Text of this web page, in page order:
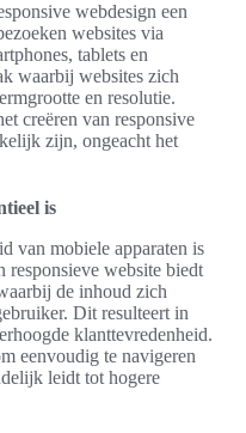
webdesign een
websites via
tablets en
waarbij websites zich
en resolutie.
creëren van responsive
zijn, ongeacht het
is
van mobiele apparaten is
responsieve website biedt
de inhoud zich
Dit resulteert in
klanttevredenheid.
eenvoudig te navigeren
leidt tot hogere